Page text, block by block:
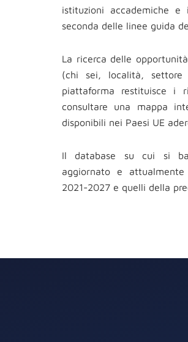
istituzioni accademiche
seconda delle linee guida
La ricerca delle
(chi sei, località,
piattaforma restituisce i
consultare una mappa
disponibili nei Paesi UE
Il database su cui si
aggiornato e
2021-2027 e quelli della